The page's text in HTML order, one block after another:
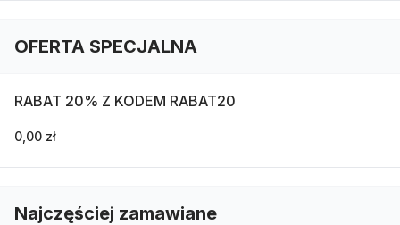
OFERTA SPECJALNA
RABAT 20% Z KODEM RABAT20
0,00 zł
Najczęściej zamawiane